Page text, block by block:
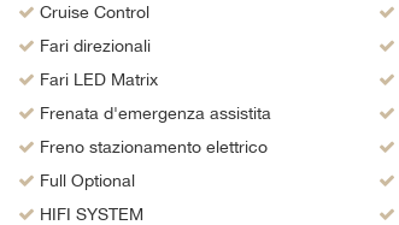
Cruise Control
Fari direzionali
Fari LED Matrix
Frenata d'emergenza assistita
Freno stazionamento elettrico
Full Optional
HIFI SYSTEM